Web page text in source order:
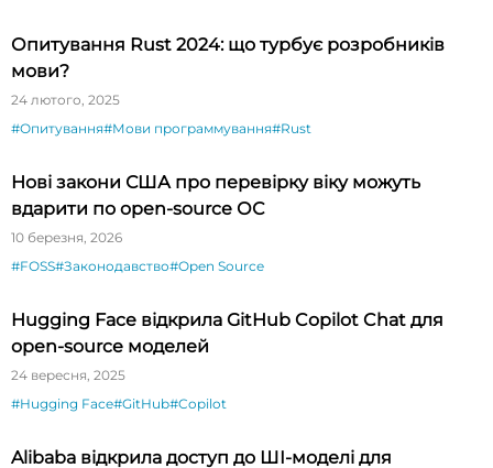
Опитування Rust 2024: що турбує розробників
мови?
24 лютого, 2025
#Опитування#Мови программування#Rust
Нові закони США про перевірку віку можуть
вдарити по open-source ОС
10 березня, 2026
#FOSS#Законодавство#Open Source
Hugging Face відкрила GitHub Copilot Chat для
open-source моделей
24 вересня, 2025
#Hugging Face#GitHub#Copilot
Alibaba відкрила доступ до ШІ-моделі для